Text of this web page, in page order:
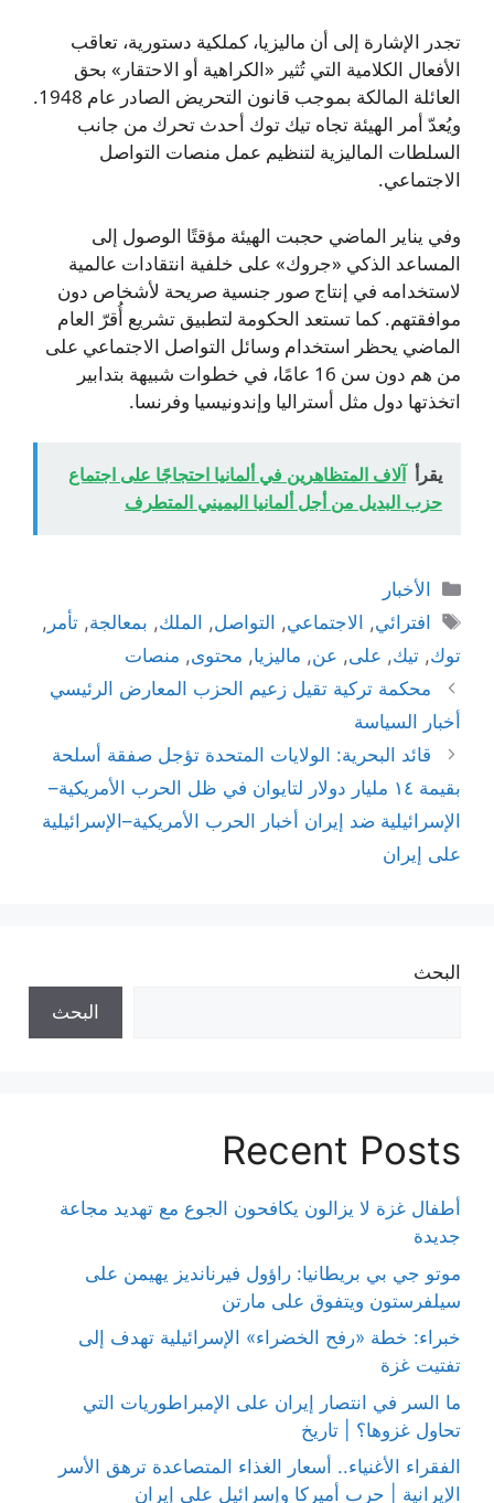
تجدر الإشارة إلى أن ماليزيا، كملكية دستورية، تعاقب
الأفعال الكلامية التي تُثير «الكراهية أو الاحتقار» بحق
العائلة المالكة بموجب قانون التحريض الصادر عام 1948.
ويُعدّ أمر الهيئة تجاه تيك توك أحدث تحرك من جانب
السلطات الماليزية لتنظيم عمل منصات التواصل
الاجتماعي.
وفي يناير الماضي حجبت الهيئة مؤقتًا الوصول إلى
المساعد الذكي «جروك» على خلفية انتقادات عالمية
لاستخدامه في إنتاج صور جنسية صريحة لأشخاص دون
موافقتهم. كما تستعد الحكومة لتطبيق تشريع أُقرّ العام
الماضي يحظر استخدام وسائل التواصل الاجتماعي على
من هم دون سن 16 عامًا، في خطوات شبيهة بتدابير
اتخذتها دول مثل أستراليا وإندونيسيا وفرنسا.
يقرأ آلاف المتظاهرين في ألمانيا احتجاجًا على اجتماع
حزب البديل من أجل ألمانيا اليميني المتطرف
التصنيفات
الأخبار
الوسوم
افترائي, الاجتماعي, التواصل, الملك, بمعالجة,تأمر ,
توك, تيك, على, عن, ماليزيا, محتوى, منصات
محكمة تركية تقيل زعيم الحزب المعارض الرئيسي
أخبار السياسة
قائد البحرية: الولايات المتحدة تؤجل صفقة أسلحة
بقيمة ١٤ مليار دولار لتايوان في ظل الحرب الأمريكية–
الإسرائيلية ضد إيران أخبار الحرب الأمريكية–الإسرائيلية
على إيران
البحث
البحث
Recent Posts
أطفال غزة لا يزالون يكافحون الجوع مع تهديد مجاعة
جديدة
موتو جي بي بريطانيا: راؤول فيرنانديز يهيمن على
سيلفرستون ويتفوق على مارتن
خبراء: خطة «رفح الخضراء» الإسرائيلية تهدف إلى
تفتيت غزة
ما السر في انتصار إيران على الإمبراطوريات التي
تحاول غزوها؟ | تاريخ
الفقراء الأغنياء.. أسعار الغذاء المتصاعدة ترهق الأسر
الإيرانية | حرب أميركا وإسرائيل على إيران